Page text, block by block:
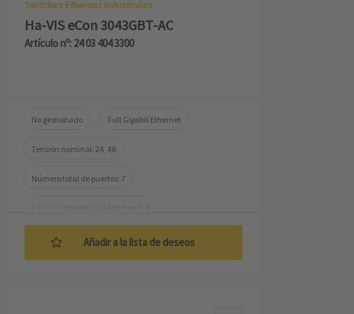
Switches Ethernet industriales
Ha-VIS eCon 3043GBT-AC
Artículo nº: 24 03 404 3300
No gestionado Full Gigabit Ethernet
Tensión nominal: 24, 48
Número total de puertos: 7
1000 Mbit/s (Mini GBIC-Ports): 3
Añadir a la lista de deseos